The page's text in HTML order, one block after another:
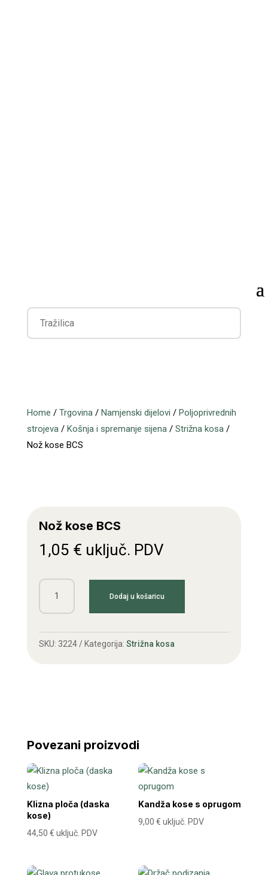
Home / Trgovina/ Namjenski dijelovi / Poljoprivrednih
strojeva/ Košnja i spremanje sijena/ Strižna kosa/
Nož kose BCS
Nož kose BCS
1,05 € uključ. PDV
Nož
kose
količina
Dodaj u košaricu
SKU: 3224 Kategorija: Strižna kosa
Povezani proizvodi
Klizna ploča (daska
kose)
44,50 € uključ. PDV
Kandža kose s oprugom
9,00€ uključ. PDV